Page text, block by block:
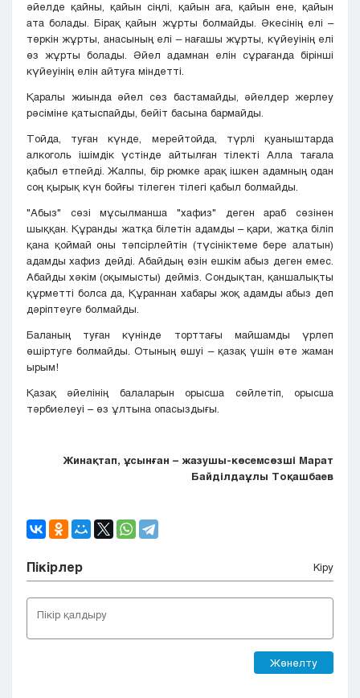
әйелде қайны, қайын сіңлі, қайын аға, қайын ене, қайын
ата болады. Бірақ қайын жұрты болмайды. Әкесінің елі –
төркін жұрты, анасының елі – нағашы жұрты, күйеуінің елі
өз жұрты болады. Әйел адамнан елін сұрағанда бірінші
күйеуінің елін айтуға міндетті.
Қаралы жиында әйел сөз бастамайды, әйелдер жерлеу
рәсіміне қатыспайды, бейіт басына бармайды.
Тойда, туған күнде, мерейтойда, түрлі қуаныштарда
алкоголь ішімдік үстінде айтылған тілекті Алла тағала
қабыл етпейді. Жалпы, бір рюмке арақ ішкен адамның одан
соң қырық күн бойғы тілеген тілегі қабыл болмайды.
"Абыз" сөзі мұсылманша "хафиз" деген араб сөзінен
шыққан. Құранды жатқа білетін адамды – қари, жатқа біліп
қана қоймай оны тәпсірлейтін (түсініктеме бере алатын)
адамды хафиз дейді. Абайдың өзін ешкім абыз деген емес.
Абайды хәкім (оқымысты) дейміз. Сондықтан, қаншалықты
құрметті болса да, Құраннан хабары жоқ адамды абыз деп
дәріптеуге болмайды.
Баланың туған күнінде торттағы майшамды үрлеп
өшіртуге болмайды. Отының өшуі – қазақ үшін өте жаман
ырым!
Қазақ әйелінің балаларын орысша сөйлетіп, орысша
тәрбиелеуі – өз ұлтына опасыздығы.
Жинақтап, ұсынған – жазушы-көсемсөзші Марат
Байділдаұлы Тоқашбаев
Пікірлер Кіру
Жөнелту